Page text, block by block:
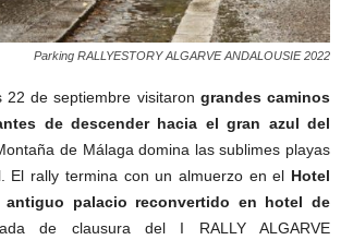
Parking RALLYESTORY ALGARVE ANDALOUSIE 2022
22 de septiembre visitaron grandes caminos
de descender hacia el gran azul del
de Málaga domina las sublimes playas
El rally termina con un almuerzo en el Hotel
antiguo palacio reconvertido en hotel de
de clausura del I RALLY ALGARVE